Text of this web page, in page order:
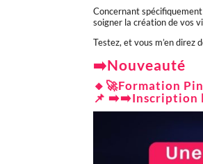
Concernant
soigner la création de vos
Testez, et vous m’en direz
➡️Nouveauté
🔸🚀Formation
📌 ➡️➡️Inscription